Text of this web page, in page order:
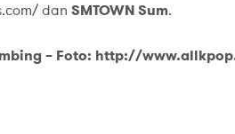
dan SMTOWN Sum.
– Foto: http://